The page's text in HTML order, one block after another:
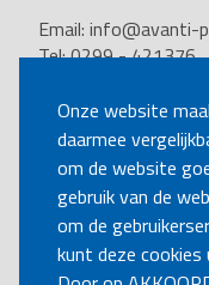
Onze website
daarmee
om de website
gebruik van de
om de
kunt deze
Email: info@avanti-
Tel: 0299 - 421376
Kvk nummer:
VOLG ONS